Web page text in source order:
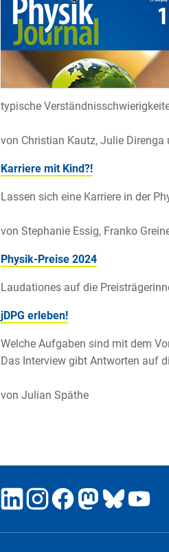
typische
von Christian Kautz, Julie Direnga
Karriere mit Kind?!
Lassen sich eine Karriere in der
von Stephanie Essig, Franko
Physik-Preise 2024
Laudationes auf die
jDPG erleben!
Welche Aufgaben sind mit dem
Das Interview gibt Antworten auf
von Julian Späthe